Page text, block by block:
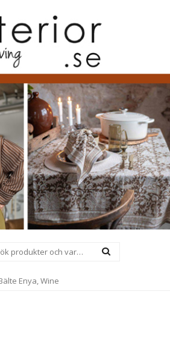
Enya, Wine